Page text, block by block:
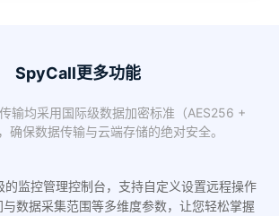
SpyCall更多功能
输均采用国际级数据加密标准（AES256 +
确保数据传输与云端存储的绝对安全。
的监控管理控制台，支持自定义设置远程操作
数据采集范围等多维度参数，让您轻松掌握